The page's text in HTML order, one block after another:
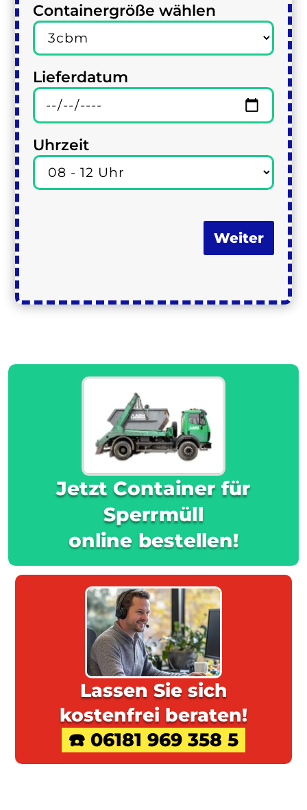
Containergröße wählen
Lieferdatum
Uhrzeit
Weiter
Jetzt Container für
Sperrmüll
online bestellen!
Lassen Sie sich
kostenfrei beraten!
☎️ 06181 969 358 5